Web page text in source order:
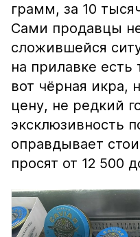
грамм, за 10
Сами продавцы
сложившейся
на прилавке есть
вот чёрная икра,
цену, не редкий
эксклюзивность
оправдывает
просят от 12 500